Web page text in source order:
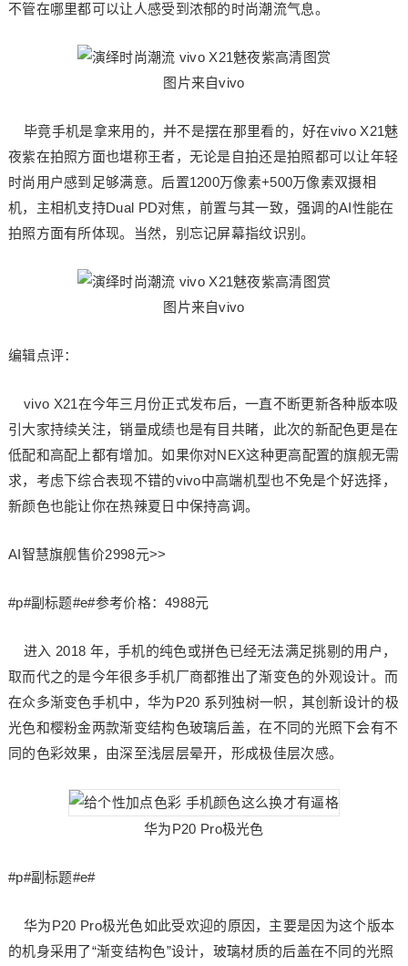
不管在哪里都可以让人感受到浓郁的时尚潮流气息。
图片来自vivo
毕竟手机是拿来用的，并不是摆在那里看的，好在vivo X21魅
夜紫在拍照方面也堪称王者，无论是自拍还是拍照都可以让年轻
时尚用户感到足够满意。后置1200万像素+500万像素双摄相
机，主相机支持Dual PD对焦，前置与其一致，强调的AI性能在
拍照方面有所体现。当然，别忘记屏幕指纹识别。
图片来自vivo
编辑点评：
vivo X21在今年三月份正式发布后，一直不断更新各种版本吸
引大家持续关注，销量成绩也是有目共睹，此次的新配色更是在
低配和高配上都有增加。如果你对NEX这种更高配置的旗舰无需
求，考虑下综合表现不错的vivo中高端机型也不免是个好选择，
新颜色也能让你在热辣夏日中保持高调。
AI智慧旗舰售价2998元>>
#p#副标题#e#参考价格：4988元
进入 2018 年，手机的纯色或拼色已经无法满足挑剔的用户，
取而代之的是今年很多手机厂商都推出了渐变色的外观设计。而
在众多渐变色手机中，华为P20 系列独树一帜，其创新设计的极
光色和樱粉金两款渐变结构色玻璃后盖，在不同的光照下会有不
同的色彩效果，由深至浅层层晕开，形成极佳层次感。
华为P20 Pro极光色
#p#副标题#e#
华为P20 Pro极光色如此受欢迎的原因，主要是因为这个版本
的机身采用了“渐变结构色”设计，玻璃材质的后盖在不同的光照